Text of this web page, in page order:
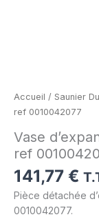
Accueil / Saunier
ref 0010042077
Vase
ref
141,77 €
Pièce détachée
0010042077.